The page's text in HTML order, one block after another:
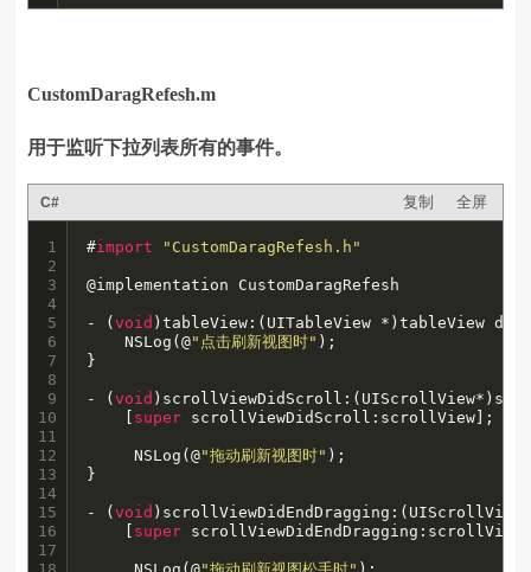
CustomDaragRefesh.m
用于监听下拉列表所有的事件。
C# 复制 全屏
1
2
3
4
5
6
7
8
9
10
11
12
13
14
15
16
17
#import "CustomDaragRefesh.h"
@implementation CustomDaragRefesh
- (void )tableView:(UITableView *)tableView
    NSLog(@
"点击刷新视图时" );
}
- (void
super scrollViewDidScroll:scrollView];
     NSLog(@
"拖动刷新视图时" );
}
- (void
super